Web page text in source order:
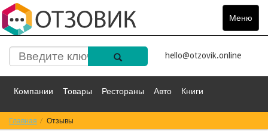
Меню
Toggle
hello@otzovik.online
Компании Товары Рестораны Авто Книги
Спорт Фильмы
Главная Отзывы